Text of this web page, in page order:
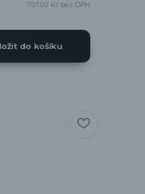
757,02 Kč bez DPH
do košíku